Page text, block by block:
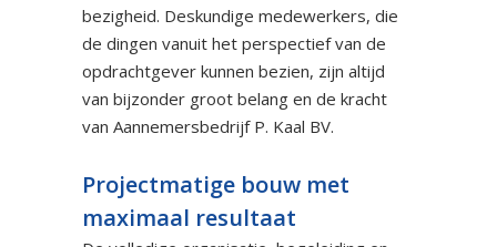
bezigheid. Deskundige medewerkers, die
de dingen vanuit het perspectief van de
opdrachtgever kunnen bezien, zijn altijd
van bijzonder groot belang en de kracht
van Aannemersbedrijf P. Kaal BV.
Projectmatige bouw met
maximaal resultaat